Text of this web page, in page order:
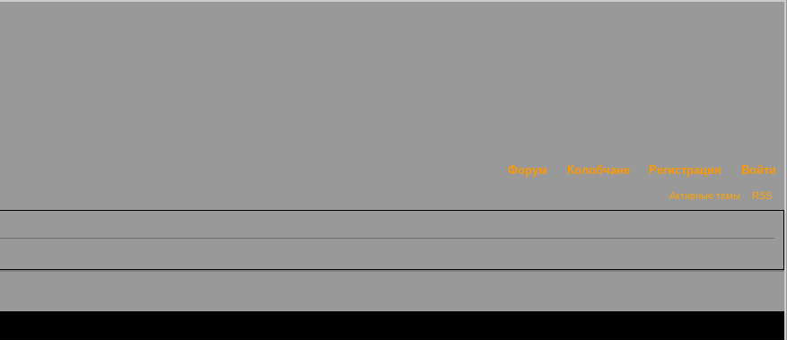
Форум Колобчане Регистрация Войти
Активные темы RSS